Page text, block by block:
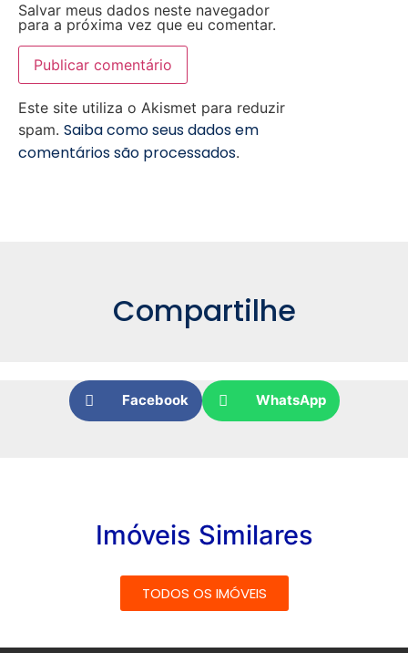
Salvar meus dados neste navegador
para a próxima vez que eu comentar.
Este site utiliza o Akismet para reduzir
spam. Saiba como seus dados em
comentários são processados.
Compartilhe
Facebook WhatsApp
Imóveis Similares
TODOS OS IMÓVEIS